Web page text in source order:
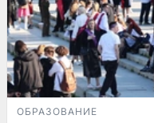
ОБРАЗОВАНИЕ